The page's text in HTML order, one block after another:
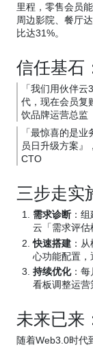
里程，零售会员
周边影院、餐厅
比达31%。
信任基石
「我们用伙伴
代，现在会员
饮品牌运营总监
「最惊喜的是
员日升级方案
CTO
三步走实
需求诊断 ：
云「需求评估
快速搭建 ：
心功能配置
持续优化：每
看板调整运
未来已来
随着Web3.0时代